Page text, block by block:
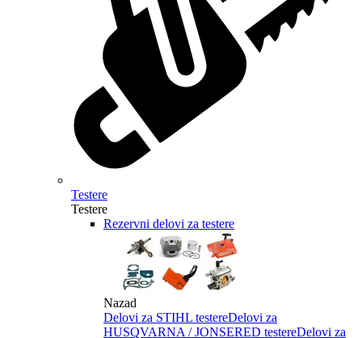
Testere
Testere
Rezervni delovi za testere
Nazad
Delovi za STIHL testereDelovi za
HUSQVARNA / JONSERED testereDelovi za